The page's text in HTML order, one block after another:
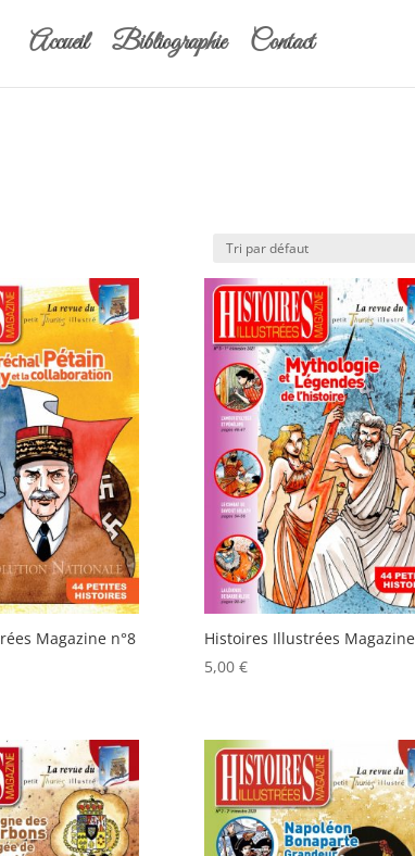
Accueil Bibliographie Contact
Magazine n°8
Histoires Illustrées
5,00 €